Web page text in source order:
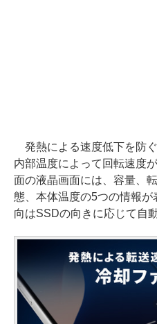
発熱による速度低下を防
内部温度によって回転速度
面の液晶画面には、容量、
態、本体温度の5つの情報
向はSSDの向きに応じて自